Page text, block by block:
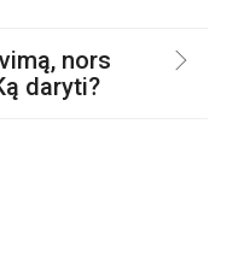
nors
daryti?